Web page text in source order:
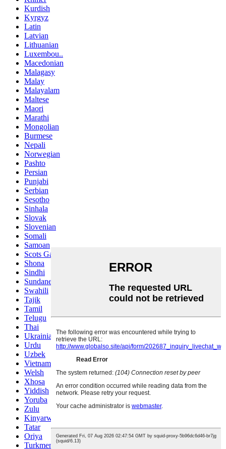
Kurdish
Kyrgyz
Latin
Latvian
Lithuanian
Luxembou..
Macedonian
Malagasy
Malay
Malayalam
Maltese
Maori
Marathi
Mongolian
Burmese
Nepali
Norwegian
Pashto
Persian
Punjabi
Serbian
Sesotho
Sinhala
Slovak
Slovenian
Somali
Samoan
Scots Gaelic
Shona
Sindhi
Sundanese
Swahili
Tajik
Tamil
Telugu
Thai
Ukrainian
Urdu
Uzbek
Vietnamese
Welsh
Xhosa
Yiddish
Yoruba
Zulu
Kinyarwanda
Tatar
Oriya
Turkmen